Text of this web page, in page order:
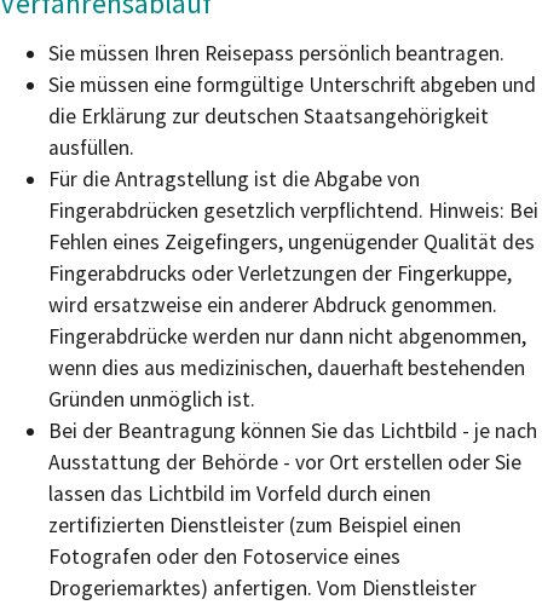
Sie müssen Ihren Reisepass persönlich beantragen.
Sie müssen eine formgültige Unterschrift abgeben und
die Erklärung zur deutschen Staatsangehörigkeit
ausfüllen.
Für die Antragstellung ist die Abgabe von
Fingerabdrücken gesetzlich verpflichtend. Hinweis: Bei
Fehlen eines Zeigefingers, ungenügender Qualität des
Fingerabdrucks oder Verletzungen der Fingerkuppe,
wird ersatzweise ein anderer Abdruck genommen.
Fingerabdrücke werden nur dann nicht abgenommen,
wenn dies aus medizinischen, dauerhaft bestehenden
Gründen unmöglich ist.
Bei der Beantragung können Sie das Lichtbild - je nach
Ausstattung der Behörde - vor Ort erstellen oder Sie
lassen das Lichtbild im Vorfeld durch einen
zertifizierten Dienstleister (zum Beispiel einen
Fotografen oder den Fotoservice eines
Drogeriemarktes) anfertigen. Vom Dienstleister